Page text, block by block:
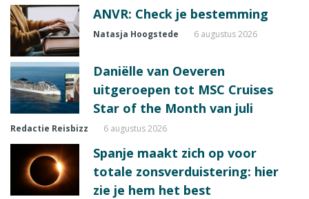
ANVR: Check je bestemming
Natasja Hoogstede 6 augustus 2026
Daniëlle van Oeveren
uitgeroepen tot MSC Cruises
Star of the Month van juli
Redactie Reisbizz 6 augustus 2026
Spanje maakt zich op voor
totale zonsverduistering: hier
zie je hem het best